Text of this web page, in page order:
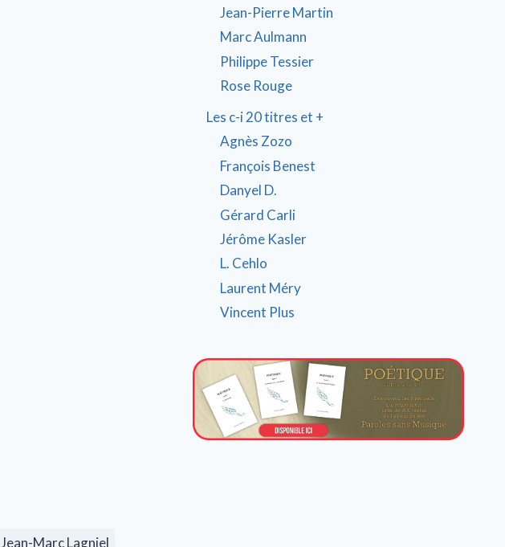
Jean-Pierre Martin
Marc Aulmann
Philippe Tessier
Rose Rouge
Les c-i 20 titres et +
Agnès Zozo
François Benest
Danyel D.
Gérard Carli
Jérôme Kasler
L. Cehlo
Laurent Méry
Vincent Plus
Jean-Marc Lagniel